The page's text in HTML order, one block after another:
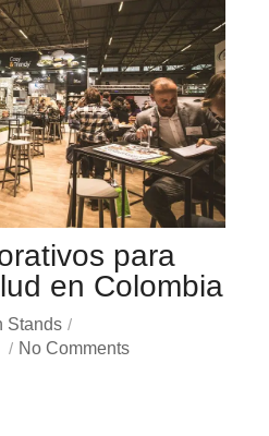
para
en Colombia
Stands
No Comments